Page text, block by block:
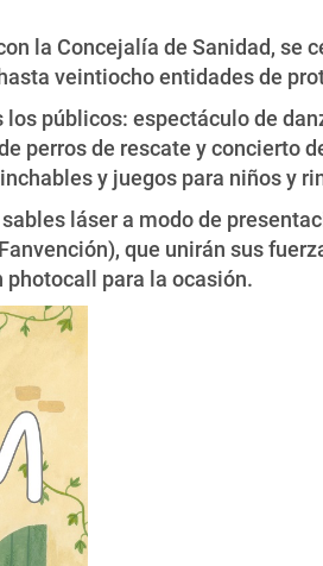
la Concejalía de Sanidad, se
veintiocho entidades de
públicos: espectáculo de
perros de rescate y concierto
y juegos para niños y
láser a modo de
que unirán sus
photocall para la ocasión.